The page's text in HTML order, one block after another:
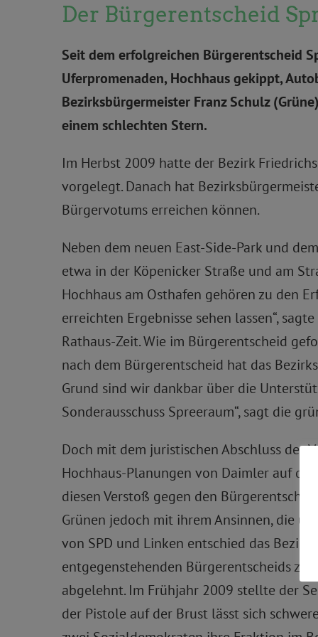
Der Bürgerentscheid
Seit dem erfolgreichen Bürgerentscheid
Uferpromenaden, Hochhaus gekippt,
Bezirksbürgermeister Franz Schulz
einem schlechten Stern.
Im Herbst 2009 hatte der Bezirk
vorgelegt. Danach hat
Bürgervotums erreichen können.
Neben dem neuen East-Side-Park und
etwa in der Köpenicker Straße und am
Hochhaus am Osthafen gehören zu den
erreichten Ergebnisse sehen lassen“,
Rathaus-Zeit. Wie im Bürgerentscheid
nach dem Bürgerentscheid hat das
Grund sind wir dankbar über die
Sonderausschuss Spreeraum“, sagt die
Doch mit dem juristischen Abschluss des
Hochhaus-Planungen von Daimler auf
diesen Verstoß gegen den
Grünen jedoch mit ihrem Ansinnen, die
von SPD und Linken entschied das
entgegenstehenden Bürgerentscheids
abgelehnt. Im Frühjahr 2009 stellte der
der Pistole auf der Brust lässt sich